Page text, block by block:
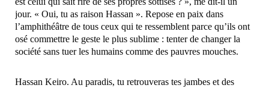
jour. « Oui, tu as raison Hassan ». Repose en paix dans
l’amphithéâtre de tous ceux qui te ressemblent parce qu’ils ont
osé commettre le geste le plus sublime : tenter de changer la
société sans tuer les humains comme des pauvres mouches.
Hassan Keiro. Au paradis, tu retrouveras tes jambes et des